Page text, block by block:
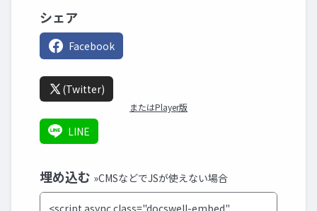
シェア
Facebook
(Twitter)
またはPlayer版
LINE
埋め込む »CMSなどでJSが使えない場合